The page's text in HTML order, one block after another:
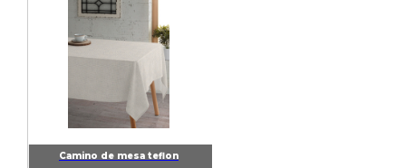
Camino de mesa teflon